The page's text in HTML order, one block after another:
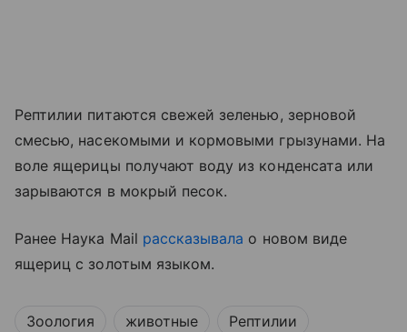
Рептилии питаются свежей зеленью, зерновой
смесью, насекомыми и кормовыми грызунами. На
воле ящерицы получают воду из конденсата или
зарываются в мокрый песок.
Ранее Наука Mail рассказывала о новом виде
ящериц с золотым языком.
Зоология животные Рептилии